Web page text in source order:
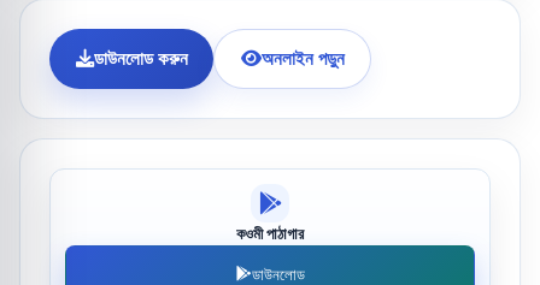
ডাউনলোড করুন অনলাইন পড়ুন
কওমী পাঠাগার
ডাউনলোড